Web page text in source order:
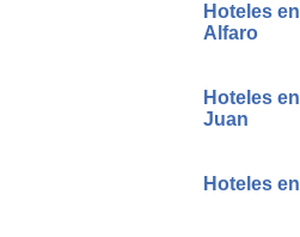
Hoteles
Alfaro
Hoteles
Juan
Hoteles